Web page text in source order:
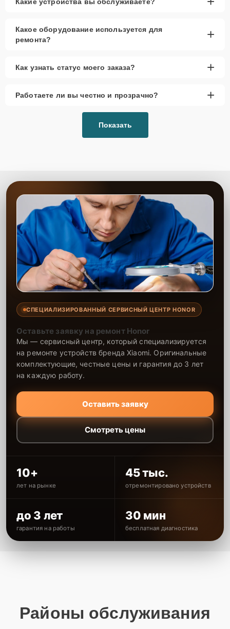
Какое оборудование используется для
ремонта?
+
Как узнать статус моего заказа? +
Работаете ли вы честно и прозрачно? +
Показать
СПЕЦИАЛИЗИРОВАННЫЙ СЕРВИСНЫЙ ЦЕНТР HONOR
Оставьте заявку на ремонт Honor
Мы — сервисный центр, который специализируется
на ремонте устройств бренда Xiaomi. Оригинальные
комплектующие, честные цены и гарантия до 3 лет
на каждую работу.
Оставить заявку
Смотреть цены
10+
лет на рынке
45 тыс.
отремонтировано устройств
до 3 лет
гарантия на работы
30 мин
бесплатная диагностика
Районы обслуживания